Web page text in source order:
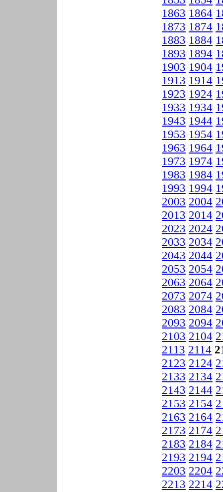
1863 1864
1873 1874
1883 1884
1893 1894
1903 1904
1913 1914
1923 1924
1933 1934
1943 1944
1953 1954
1963 1964
1973 1974
1983 1984
1993 1994
2003 2004
2013 2014
2023 2024
2033 2034
2043 2044
2053 2054
2063 2064
2073 2074
2083 2084
2093 2094
2103 2104
2113 2114
2123 2124
2133 2134
2143 2144
2153 2154
2163 2164
2173 2174
2183 2184
2193 2194
2203 2204
2213 2214